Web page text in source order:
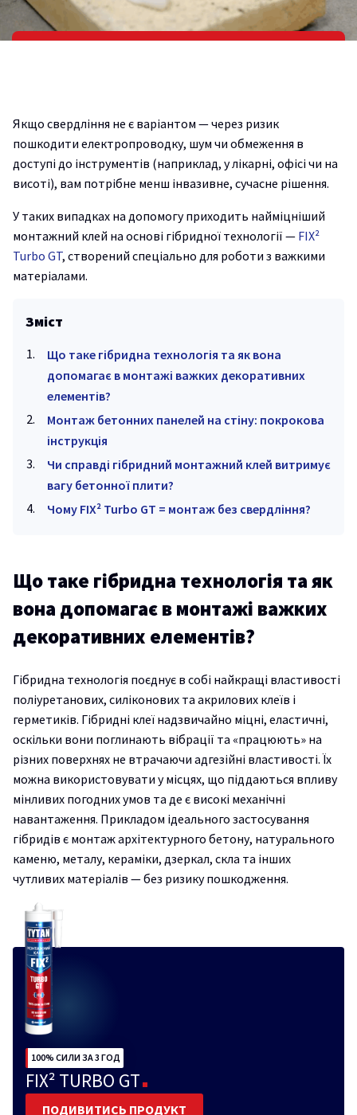
Якщо свердління не є варіантом — через ризик
пошкодити електропроводку, шум чи обмеження в
доступі до інструментів (наприклад, у лікарні, офісі чи на
висоті), вам потрібне менш інвазивне, сучасне рішення.
У таких випадках на допомогу приходить найміцніший
монтажний клей на основі гібридної технології — FIX²
Turbo GT, створений спеціально для роботи з важкими
матеріалами.
Зміст
Що таке гібридна технологія та як вона
допомагає в монтажі важких декоративних
елементів?
Монтаж бетонних панелей на стіну: покрокова
інструкція
Чи справді гібридний монтажний клей витримує
вагу бетонної плити?
Чому FIX² Turbo GT = монтаж без свердління?
Що таке гібридна технологія та як
вона допомагає в монтажі важких
декоративних елементів?
Гібридна технологія поєднує в собі найкращі властивості
поліуретанових, силіконових та акрилових клеїв і
герметиків. Гібридні клеї надзвичайно міцні, еластичні,
оскільки вони поглинають вібрації та «працюють» на
різних поверхнях не втрачаючи адгезійні властивості. Їх
можна використовувати у місцях, що піддаються впливу
мінливих погодних умов та де є високі механічні
навантаження. Прикладом ідеального застосування
гібридів є монтаж архітектурного бетону, натурального
каменю, металу, кераміки, дзеркал, скла та інших
чутливих матеріалів — без ризику пошкодження.
100% CИЛИ ЗА 3 ГОД
FIX² TURBO GT
ПОДИВИТИСЬ ПРОДУКТ